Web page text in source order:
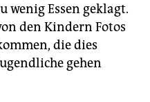
wenig Essen geklagt.
den Kindern Fotos
die dies
gehen